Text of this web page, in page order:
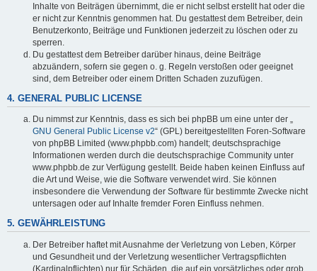
Inhalte von Beiträgen übernimmt, die er nicht selbst erstellt hat oder die
er nicht zur Kenntnis genommen hat. Du gestattest dem Betreiber, dein
Benutzerkonto, Beiträge und Funktionen jederzeit zu löschen oder zu
sperren.
Du gestattest dem Betreiber darüber hinaus, deine Beiträge
abzuändern, sofern sie gegen o. g. Regeln verstoßen oder geeignet
sind, dem Betreiber oder einem Dritten Schaden zuzufügen.
4. GENERAL PUBLIC LICENSE
Du nimmst zur Kenntnis, dass es sich bei phpBB um eine unter der „
GNU General Public License v2“ (GPL) bereitgestellten Foren-Software
von phpBB Limited (www.phpbb.com) handelt; deutschsprachige
Informationen werden durch die deutschsprachige Community unter
www.phpbb.de zur Verfügung gestellt. Beide haben keinen Einfluss auf
die Art und Weise, wie die Software verwendet wird. Sie können
insbesondere die Verwendung der Software für bestimmte Zwecke nicht
untersagen oder auf Inhalte fremder Foren Einfluss nehmen.
5. GEWÄHRLEISTUNG
Der Betreiber haftet mit Ausnahme der Verletzung von Leben, Körper
und Gesundheit und der Verletzung wesentlicher Vertragspflichten
(Kardinalpflichten) nur für Schäden, die auf ein vorsätzliches oder grob